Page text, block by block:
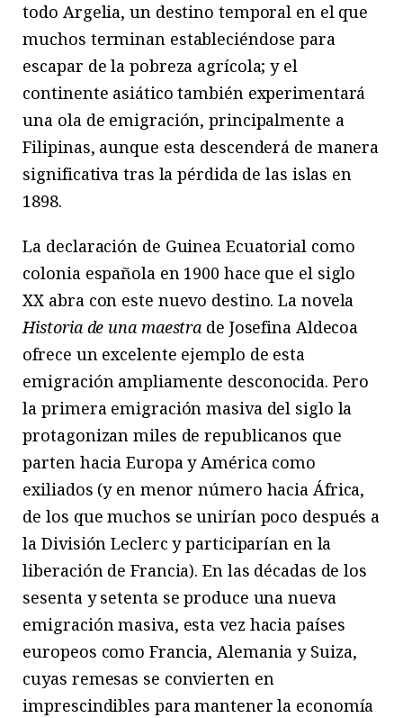
todo Argelia, un destino temporal en el que
muchos terminan estableciéndose para
escapar de la pobreza agrícola; y el
continente asiático también experimentará
una ola de emigración, principalmente a
Filipinas, aunque esta descenderá de manera
significativa tras la pérdida de las islas en
1898.
La declaración de Guinea Ecuatorial como
colonia española en 1900 hace que el siglo
XX abra con este nuevo destino. La novela
Historia de una maestra de Josefina Aldecoa
ofrece un excelente ejemplo de esta
emigración ampliamente desconocida. Pero
la primera emigración masiva del siglo la
protagonizan miles de republicanos que
parten hacia Europa y América como
exiliados (y en menor número hacia África,
de los que muchos se unirían poco después a
la División Leclerc y participarían en la
liberación de Francia). En las décadas de los
sesenta y setenta se produce una nueva
emigración masiva, esta vez hacia países
europeos como Francia, Alemania y Suiza,
cuyas remesas se convierten en
imprescindibles para mantener la economía